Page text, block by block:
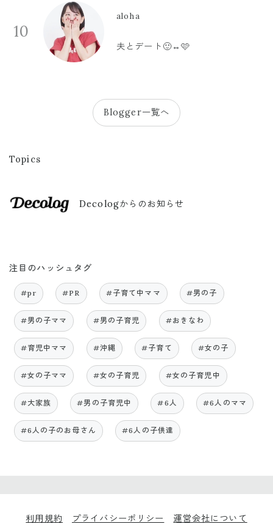
10
aloha
夫とデート🙂‍↔️🩷
Blogger一覧へ
Topics
Decologからのお知らせ
注目のハッシュタグ
#pr #PR #子育て中ママ #男の子
#男の子ママ #男の子育児 #おきなわ
#育児中ママ #沖縄 #子育て #女の子
#女の子ママ #女の子育児 #女の子育児中
#大家族 #男の子育児中 #6人 #6人のママ
#6人の子のお母さん #6人の子供達
利用規約 プライバシーポリシー 運営会社について